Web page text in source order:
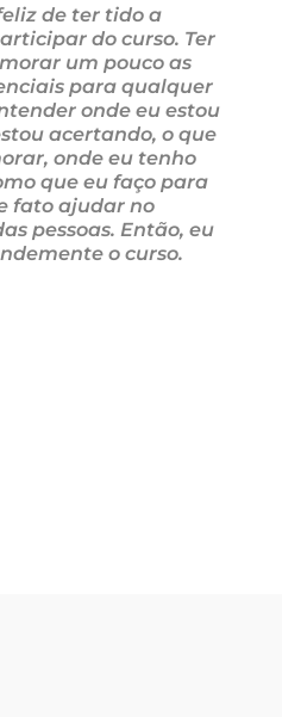
de ter tido a
do curso. Ter
um pouco as
para qualquer
onde eu estou
acertando, o que
onde eu tenho
que eu faço para
fato ajudar no
pessoas. Então, eu
o curso.